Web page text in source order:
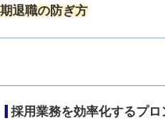
退職の防ぎ方
採用業務を効率化するプロ